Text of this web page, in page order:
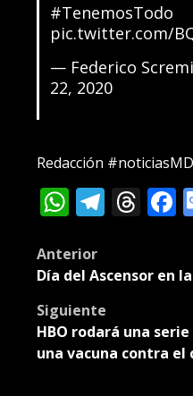
#TenemosTodo
pic.twitter.com/
— Federico
22, 2020
Redacción
Post
Anterior
Día del Ascensor en
Siguiente
HBO rodará una
una vacuna contra el